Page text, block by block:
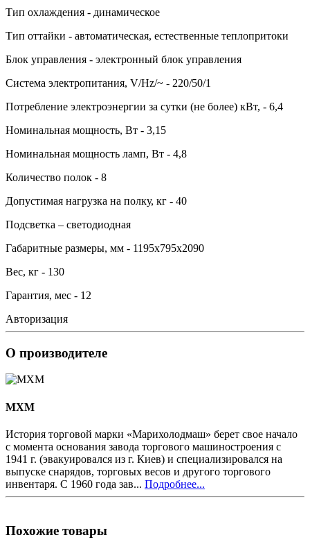
Тип охлаждения - динамическое
Тип оттайки - автоматическая, естественные теплопритоки
Блок управления - электронный блок управления
Система электропитания, V/Hz/~ - 220/50/1
Потребление электроэнергии за сутки (не более) кВт, - 6,4
Номинальная мощность, Вт - 3,15
Номинальная мощность ламп, Вт - 4,8
Количество полок - 8
Допустимая нагрузка на полку, кг - 40
Подсветка – светодиодная
Габаритные размеры, мм - 1195х795х2090
Вес, кг - 130
Гарантия, мес - 12
Авторизация
О производителе
MXM
История торговой марки «Марихолодмаш» берет свое начало
с момента основания завода торгового машиностроения с
1941 г. (эвакуировался из г. Киев) и специализировался на
выпуске снарядов, торговых весов и другого торгового
инвентаря. С 1960 года зав... Подробнее...
Похожие товары